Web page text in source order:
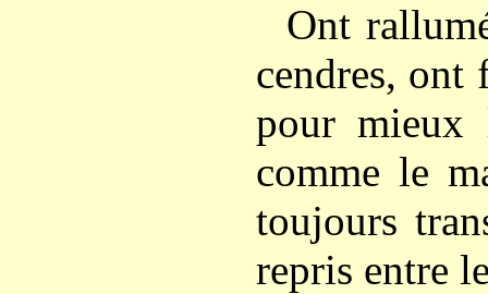
Ont
cendres,
pour mieux
comme le
toujours
repris entre